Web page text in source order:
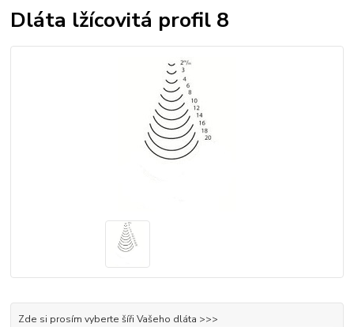
Dláta lžícovitá profil 8
Zde si prosím vyberte šíři Vašeho dláta >>>